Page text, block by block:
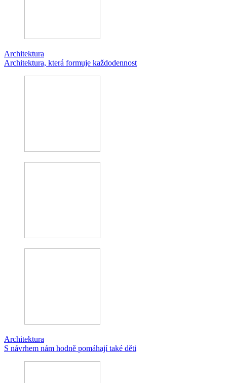
Architektura
Architektura, která formuje každodennost
Architektura
S návrhem nám hodně pomáhají také děti